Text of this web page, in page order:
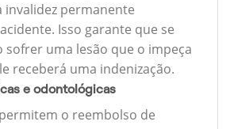
permanente
Isso garante que se
uma lesão que o impeça
receberá uma indenização.
e odontológicas
o reembolso de